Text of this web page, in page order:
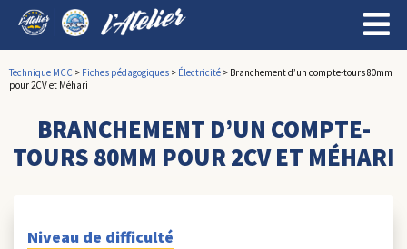
Technique MCC > Fiches pédagogiques > Électricité > Branchement d’un compte-tours 80mm
pour 2CV et Méhari
BRANCHEMENT D’UN COMPTE-
TOURS 80MM POUR 2CV ET MÉHARI
Niveau de difficulté